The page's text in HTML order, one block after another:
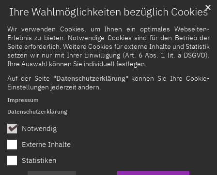
Ihre Wahlmöglichkeiten bezüglich Cookies
Wir verwenden Cookies, um Ihnen ein optimales Webseiten-
Erlebnis zu bieten. Notwendige Cookies sind für den Betrieb der
Seite erforderlich. Weitere Cookies für externe Inhalte und Statistik
setzen wir nur mit Ihrer Einwilligung (Art. 6 Abs. 1 lit. a DSGVO).
Ihre Auswahl können Sie individuell festlegen.
Auf der Seite "Datenschutzerklärung"können Sie Ihre Cookie-
Einstellungen jederzeit ändern.
Notwendig
Externe Inhalte
Statistiken
✕
Impressum
Datenschutzerklärung